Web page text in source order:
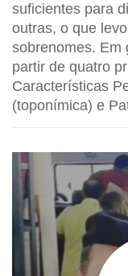
suficientes para
outras, o que
sobrenomes. Em
partir de quatro
Características
(toponímica) e